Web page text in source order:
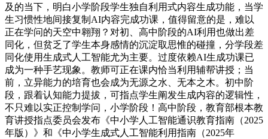
及的当下，明白小学阶段学生独自利用式内容生成功能，当学
生习惯性地间接复制AI内容完成功课，值得留意的是，难以
正在学问的天空中翱翔？对初、高中阶段的AI利用也做出差
同化，但贫乏了学生本身感情的沉淀取思惟的碰撞，分学段差
同化使用生成式人工智能尤为主要。过度依赖AI生成功课已
成为一种手艺现象。教师可正在课内恰当利用辅帮讲授；当
前，立异能力的培育也会成为无源之水、无本之木。初中阶
段，跟着认知能力提拔，可指点学生阐发生成内容的逻辑性，
不只难以实正控制学问，小学阶段！高中阶段，教育部根本教
育讲授指点委员会发布《中小学人工智能通识教育指南（2025
年版）》和《中小学生成式人工智能利用指南（2025年